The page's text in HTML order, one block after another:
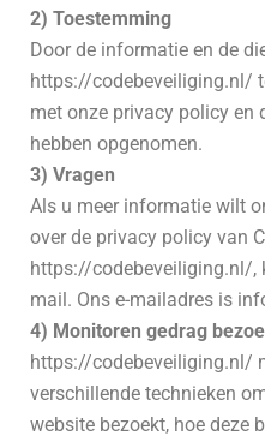
2) Toestemming
Door de informatie en de
https://codebeveiliging.nl/
met onze privacy policy en
hebben opgenomen.
3) Vragen
Als u meer informatie wilt
over de privacy policy van
https://codebeveiliging.nl/,
mail. Ons e-mailadres is
4) Monitoren gedrag
https://codebeveiliging.nl/
verschillende technieken
website bezoekt, hoe deze